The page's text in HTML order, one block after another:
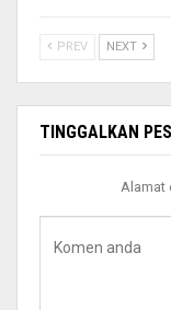
PREV NEXT
TINGGALKAN
Alamat